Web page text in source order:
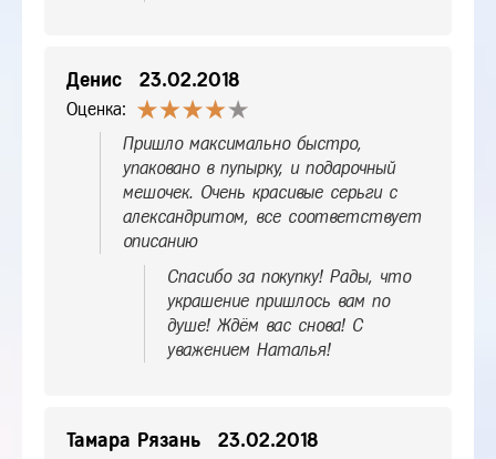
Денис 23.02.2018
Оценка:
Пришло максимально быстро,
упаковано в пупырку, и подарочный
мешочек. Очень красивые серьги с
александритом, все соответствует
описанию
Спасибо за покупку! Рады, что
украшение пришлось вам по
душе! Ждём вас снова! С
уважением Наталья!
Тамара Рязань 23.02.2018